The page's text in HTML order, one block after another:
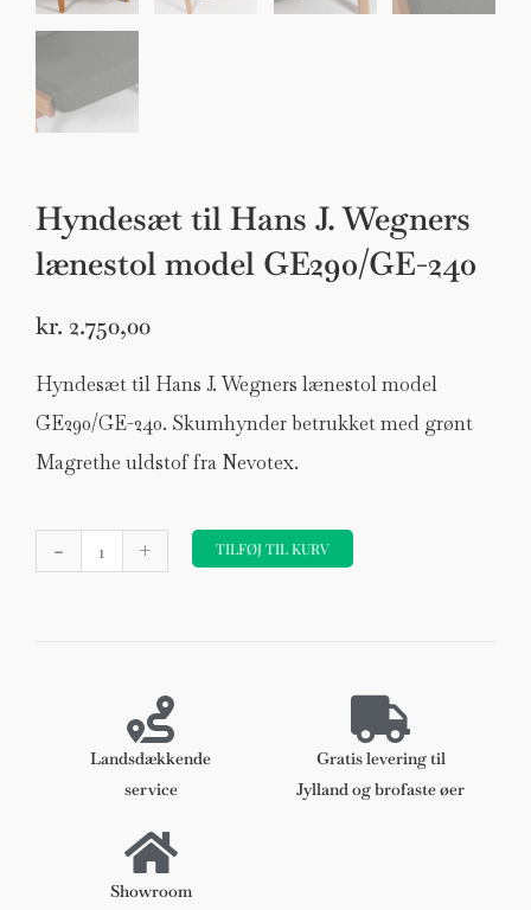
Hyndesæt til Hans J. Wegners
lænestol model GE290/GE-240
kr. 2.750,00
Hyndesæt til Hans J. Wegners lænestol model
GE290/GE-240. Skumhynder betrukket med grønt
Magrethe uldstof fra Nevotex.
-
Hans
+ TILFØJ TIL KURV
Landsdækkende
service
Gratis levering til
Jylland og brofaste øer
Showroom